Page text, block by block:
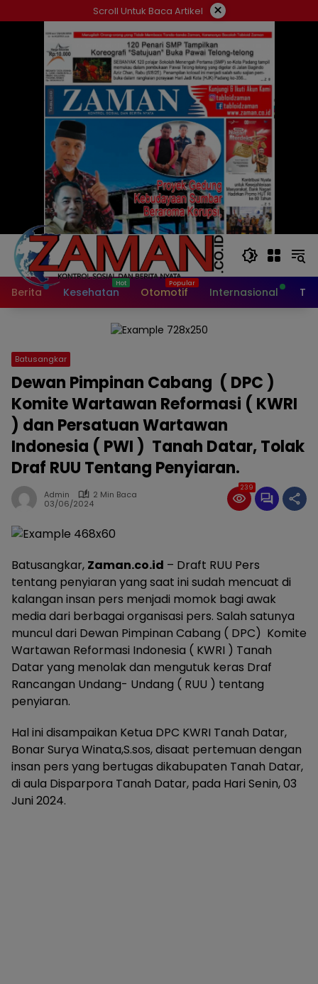
ke
Scroll Untuk Baca Artikel ×
Berita Kesehatan Otomotif Internasional
Batusangkar
Dewan Pimpinan Cabang ( DPC )
Komite Wartawan Reformasi ( KWRI
) dan Persatuan Wartawan
Indonesia ( PWI ) Tanah Datar, Tolak
Draf RUU Tentang Penyiaran.
Admin
2 Min Baca
03/06/2024
239
Batusangkar, Zaman.co.id – Draft RUU Pers
tentang penyiaran yang saat ini sudah mencuat di
kalangan insan pers menjadi momok bagi awak
media dari berbagai organisasi pers. Salah satunya
muncul dari Dewan Pimpinan Cabang ( DPC) Komite
Wartawan Reformasi Indonesia ( KWRI ) Tanah
Datar yang menolak dan mengutuk keras Draf
Rancangan Undang- Undang ( RUU ) tentang
penyiaran.
Hal ini disampaikan Ketua DPC KWRI Tanah Datar,
Bonar Surya Winata,S.sos, disaat pertemuan dengan
insan pers yang bertugas dikabupaten Tanah Datar,
di aula Disparpora Tanah Datar, pada Hari Senin, 03
Juni 2024.